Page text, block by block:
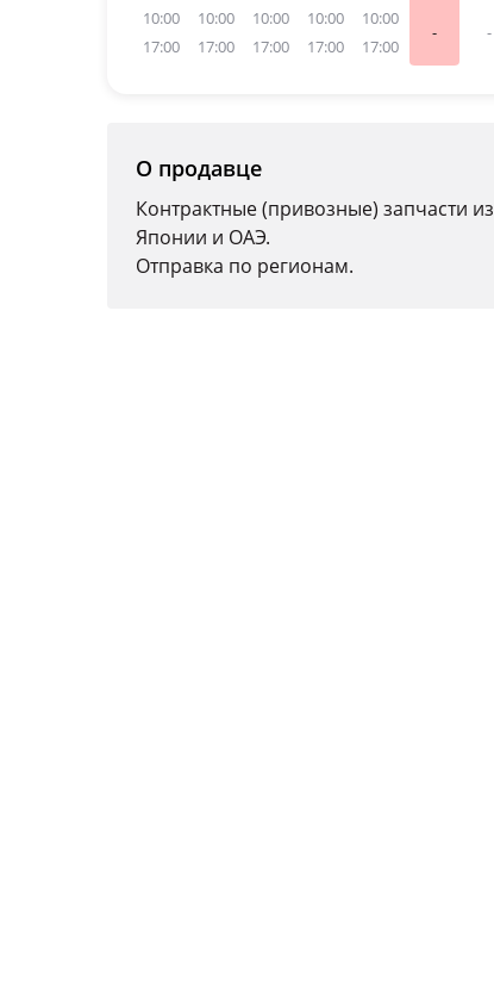
10:00
17:00
10:00
17:00
10:00
17:00
10:00
17:00
10:00
17:00
- -
О продавце
Контрактные (привозные) запчасти из
Японии и ОАЭ.
Отправка по регионам.